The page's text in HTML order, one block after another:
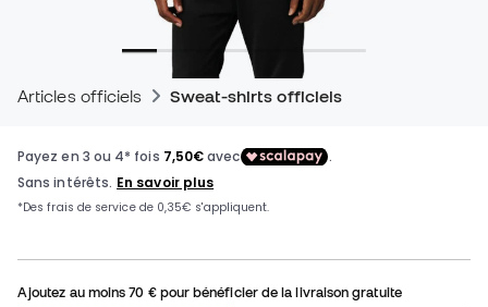
Articles officiels Sweat-shirts officiels
Ajoutez au moins70 €pour bénéficier de la livraison gratuite